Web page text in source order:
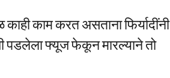
काम करत असताना फिर्यादींनी
पडलेला फ्यूज फेकून मारल्याने तो